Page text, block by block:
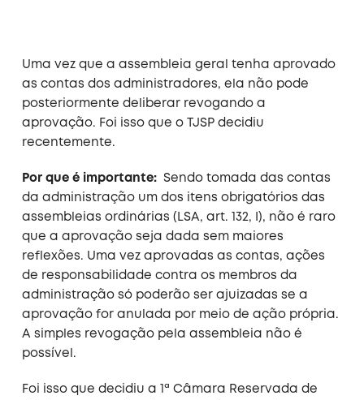
Uma vez que a assembleia geral tenha aprovado
as contas dos administradores, ela não pode
posteriormente deliberar revogando a
aprovação. Foi isso que o TJSP decidiu
recentemente.
Por que é importante:Sendo tomada das contas
da administração um dos itens obrigatórios das
assembleias ordinárias (LSA, art. 132, I), não é raro
que a aprovação seja dada sem maiores
reflexões. Uma vez aprovadas as contas, ações
de responsabilidade contra os membros da
administração só poderão ser ajuizadas se a
aprovação for anulada por meio de ação própria.
A simples revogação pela assembleia não é
possível.
Foi isso que decidiu a 1ª Câmara Reservada de